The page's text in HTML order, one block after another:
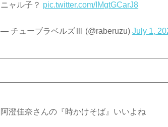
ニャル子？ pic.twitter.com/IMgtGCarJ8
— チューブラベルズⅢ (@raberuzu)July 1,
阿澄佳奈さんの『時かけそば』いいよね